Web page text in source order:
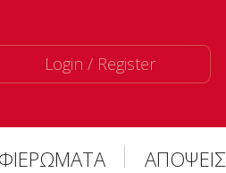
Login / Register
ΑΠΟΨΕΙΣ